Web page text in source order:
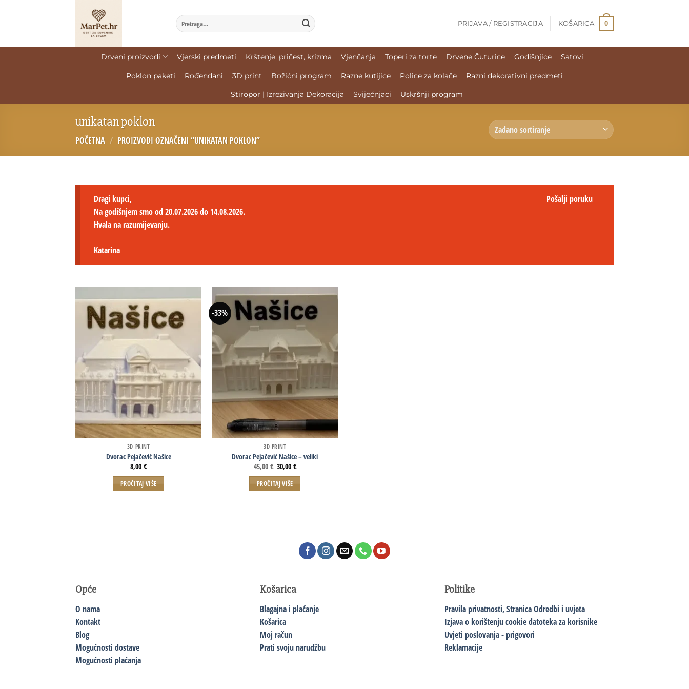
PRIJAVA / REGISTRACIJA KOŠARICA 0
Drveni proizvodi Vjerski predmeti Krštenje, pričest, krizma Vjenčanja Toperi za torte Drvene Čuturice Godišnjice Satovi
Poklon paketi Rođendani 3D print Božićni program Razne kutijice Police za kolače
Razni dekorativni predmeti
Stiropor | Izrezivanja Dekoracija
Svijećnjaci Uskršnji program
unikatan poklon
POČETNA / PROIZVODI OZNAČENI “UNIKATAN POKLON”
Pošalji poruku
Dragi kupci,
Na godišnjem smo od 20.07.2026 do 14.08.2026.
Hvala na razumijevanju.
Katarina
3D PRINT
Dvorac Pejačević Našice
8,00€
PROČITAJ VIŠE
-33%
3D PRINT
Dvorac Pejačević Našice – veliki
45,00€ 30,00€
PROČITAJ VIŠE
Opće
O nama
Kontakt
Blog
Mogućnosti dostave
Mogućnosti plaćanja
Košarica
Blagajna i plaćanje
Košarica
Moj račun
Prati svoju narudžbu
Politike
Pravila privatnosti,Stranica Odredbi i uvjeta
Izjava o korištenju cookie datoteka za korisnike
Uvjeti poslovanja - prigovori
Reklamacije